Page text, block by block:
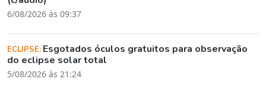
6/08/2026 às 09:37
ECLIPSE: Esgotados óculos gratuitos para observação
do eclipse solar total
5/08/2026 às 21:24